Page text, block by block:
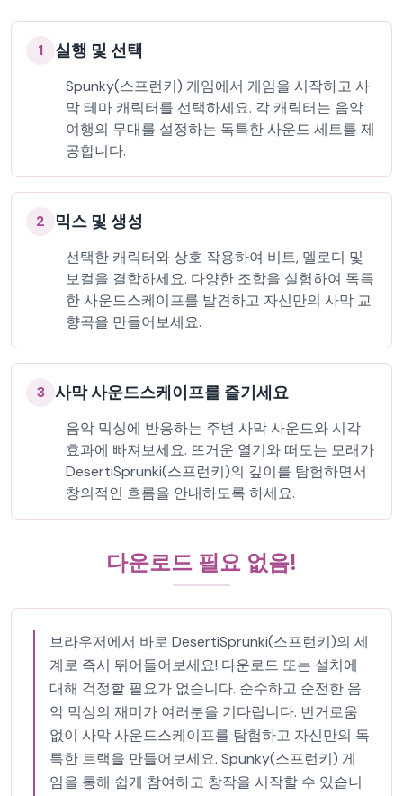
1 실행 및 선택
Spunky(스프런키) 게임에서 게임을 시작하고 사
막 테마 캐릭터를 선택하세요. 각 캐릭터는 음악
여행의 무대를 설정하는 독특한 사운드 세트를 제
공합니다.
2 믹스 및 생성
선택한 캐릭터와 상호 작용하여 비트, 멜로디 및
보컬을 결합하세요. 다양한 조합을 실험하여 독특
한 사운드스케이프를 발견하고 자신만의 사막 교
향곡을 만들어보세요.
3 사막 사운드스케이프를 즐기세요
음악 믹싱에 반응하는 주변 사막 사운드와 시각
효과에 빠져보세요. 뜨거운 열기와 떠도는 모래가
DesertiSprunki(스프런키)의 깊이를 탐험하면서
창의적인 흐름을 안내하도록 하세요.
다운로드 필요 없음!
브라우저에서 바로 DesertiSprunki(스프런키)의 세
계로 즉시 뛰어들어보세요! 다운로드 또는 설치에
대해 걱정할 필요가 없습니다. 순수하고 순전한 음
악 믹싱의 재미가 여러분을 기다립니다. 번거로움
없이 사막 사운드스케이프를 탐험하고 자신만의 독
특한 트랙을 만들어보세요. Spunky(스프런키) 게
임을 통해 쉽게 참여하고 창작을 시작할 수 있습니